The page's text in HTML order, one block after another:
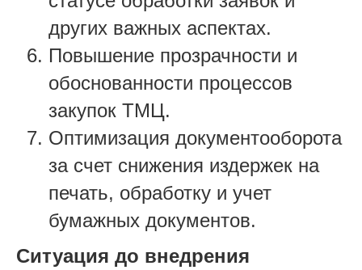
других важных аспектах.
Повышение прозрачности и
обоснованности процессов
закупок ТМЦ.
Оптимизация документооборота
за счет снижения издержек на
печать, обработку и учет
бумажных документов.
Ситуация до внедрения